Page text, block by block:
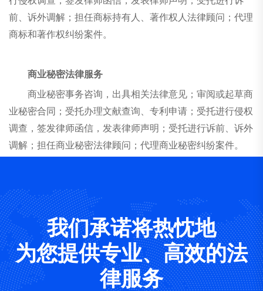
前、诉外调解；担任商标持有人、著作权人法律顾问；代理
商标和著作权纠纷案件。
商业秘密法律服务
商业秘密事务咨询，出具相关法律意见；审阅或起草商
业秘密合同；受托办理文献查询、专利申请；受托进行侵权
调查，签发律师函信，发表律师声明；受托进行诉前、诉外
调解；担任商业秘密法律顾问；代理商业秘密纠纷案件。
我们承诺将热忱地
为您提供专业、高效的法
律服务